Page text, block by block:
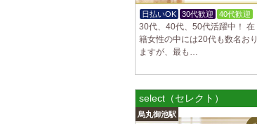
日払いOK 30代歓迎 40代歓迎
30代、40代、50代活躍中！ 在
籍女性の中には20代も数名おり
ますが、最も…
select（セレクト）
烏丸御池駅